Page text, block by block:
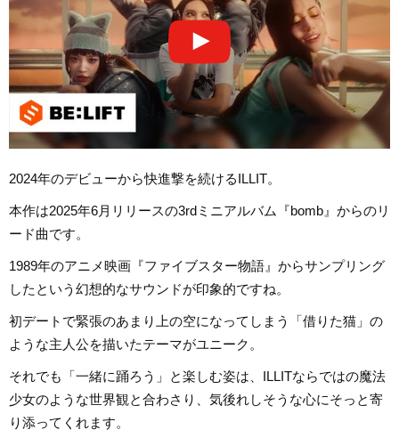
2024年のデビューから快進撃を続けるILLIT。
本作は2025年6月リリースの3rdミニアルバム『bomb』からのリ
ード曲です。
1989年のアニメ映画『ファイブスター物語』からサンプリング
したという幻想的なサウンドが印象的ですね。
初デートで緊張のあまり上の空になってしまう「借りた猫」の
ような主人公を描いたテーマがユニーク。
それでも「一緒に踊ろう」と楽しむ姿は、ILLITならではの魔法
少女のような世界観と合わさり、気後れしそうな心にそっと寄
り添ってくれます。